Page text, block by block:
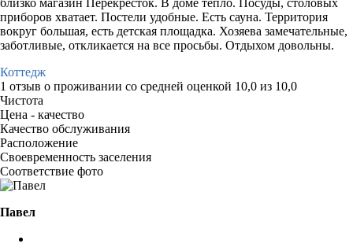
приборов хватает. Постели удобные. Есть сауна. Территория
вокруг большая, есть детская площадка. Хозяева замечательные,
заботливые, откликается на все просьбы. Отдыхом довольны.
Коттедж
1 отзыв о проживании со средней оценкой 10,0 из 10,0
Чистота
Цена - качество
Качество обслуживания
Расположение
Своевременность заселения
Соответствие фото
Павел